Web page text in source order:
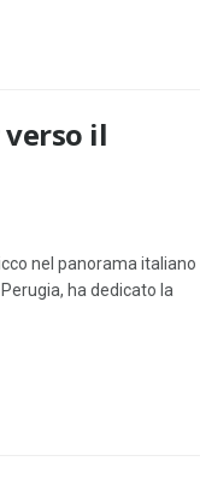
il
nel panorama italiano
ha dedicato la